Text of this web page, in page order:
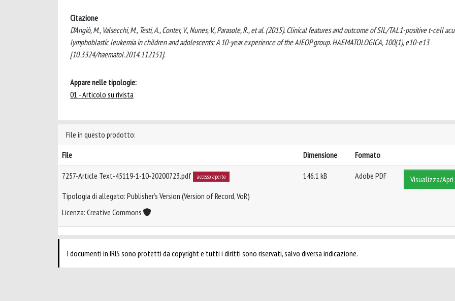
Citazione
D'Angiò, M., Valsecchi, M., Testi, A., Conter, V., Nunes, V., Parasole, R., et al. (2015). Clinical features and outcome of SIL/TAL1-positive t-cell
lymphoblastic leukemia in children and adolescents: A 10-year experience of the AIEOP group. HAEMATOLOGICA, 100(1), e10-e13
[10.3324/haematol.2014.112151].
Appare nelle tipologie:
01 - Articolo su rivista
File in questo prodotto:
File
Dimensione Formato
7257-Article Text-45119-1-10-20200723.pdf accesso aperto
Tipologia di allegato: Publisher’s Version (Version of Record, VoR)
Licenza: Creative Commons
146.1 kB Adobe PDF Visualizza/Apri
I documenti in IRIS sono protetti da copyright e tutti i diritti sono riservati, salvo diversa indicazione.